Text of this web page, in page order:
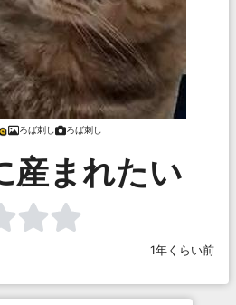
ろば刺し ろば刺し
産まれたい
1年くらい前